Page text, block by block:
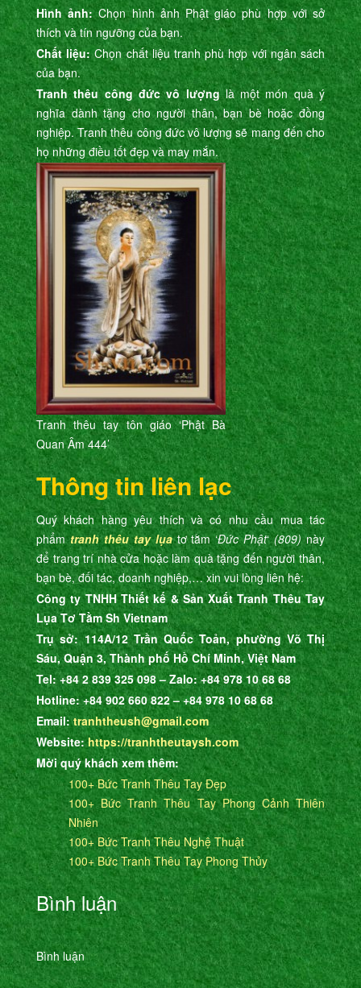
Hình ảnh:Chọn hình ảnh Phật giáo phù hợp với sở
thích và tín ngưỡng của bạn.
Chất liệu:Chọn chất liệu tranh phù hợp với ngân sách
của bạn.
Tranh thêu công đức vô lượnglà một món quà ý
nghĩa dành tặng cho người thân, bạn bè hoặc đồng
nghiệp. Tranh thêu công đức vô lượng sẽ mang đến cho
họ những điều tốt đẹp và may mắn.
Tranh thêu tay tôn giáo ‘Phật Bà
Quan Âm 444’
Thông tin liên lạc
Quý khách hàng yêu thích và có nhu cầu mua tác
phẩmtranh thêu tay lụatơ tằm ‘Đức Phật‘(809)này
để trang trí nhà cửa hoặc làm quà tặng đến người thân,
bạn bè, đối tác, doanh nghiệp,… xin vui lòng liên hệ:
Công ty TNHH Thiết kế & Sản Xuất Tranh Thêu Tay
Lụa Tơ Tằm Sh Vietnam
Trụ sở: 114A/12 Trần Quốc Toản, phường Võ Thị
Sáu, Quận 3, Thành phố Hồ Chí Minh, Việt Nam
Tel: +84 2 839 325 098 – Zalo: +84 978 10 68 68
Hotline: +84 902 660 822 – +84 978 10 68 68
Email:tranhtheush@gmail.com
Website: https://tranhtheutaysh.com
Mời quý khách xem thêm:
100+ Bức Tranh Thêu Tay Đẹp
100+ Bức Tranh Thêu Tay Phong Cảnh Thiên
Nhiên
100+ Bức Tranh Thêu Nghệ Thuật
100+ Bức Tranh Thêu Tay Phong Thủy
Bình luận
Bình luận